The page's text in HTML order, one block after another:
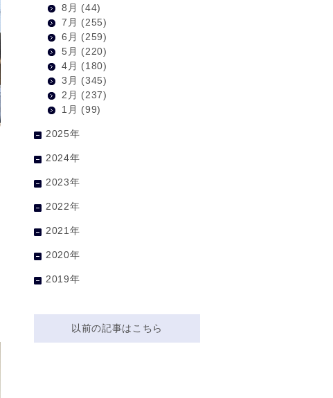
8月 (44)
7月 (255)
6月 (259)
5月 (220)
4月 (180)
3月 (345)
2月 (237)
1月 (99)
2025年
2024年
2023年
2022年
2021年
2020年
2019年
以前の記事はこちら